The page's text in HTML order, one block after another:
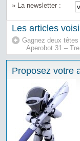
» La newsletter :
Les articles
Gagnez deux
Aperobot 31 –
Proposez votre